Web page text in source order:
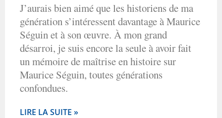
J’aurais bien aimé que les historiens de ma
génération s’intéressent davantage à Maurice
Séguin et à son œuvre. À mon grand
désarroi, je suis encore la seule à avoir fait
un mémoire de maîtrise en histoire sur
Maurice Séguin, toutes générations
confondues.
LIRE LA SUITE »